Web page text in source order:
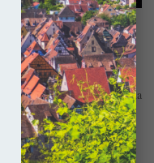
Tumskim
i dostojników książęcych
grodem warownym na